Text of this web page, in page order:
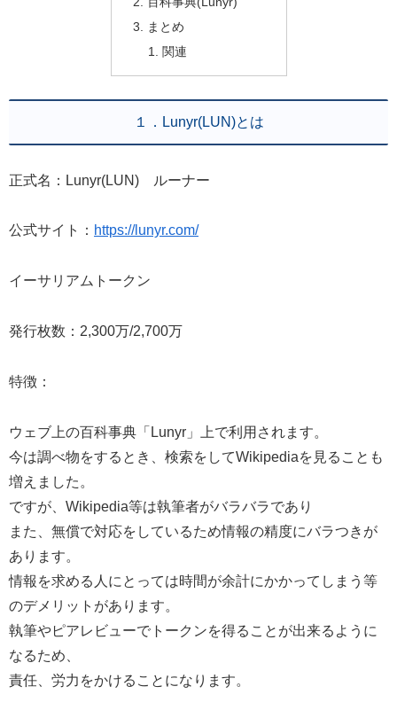
まとめ
関連
１．Lunyr(LUN)とは
正式名：Lunyr(LUN) ルーナー
公式サイト： https://lunyr.com/
イーサリアムトークン
発行枚数：2,300万/2,700万
特徴：
ウェブ上の百科事典「Lunyr」上で利用されます。
今は調べ物をするとき、検索をしてWikipediaを見ることも
増えました。
ですが、Wikipedia等は執筆者がバラバラであり
また、無償で対応をしているため情報の精度にバラつきが
あります。
情報を求める人にとっては時間が余計にかかってしまう等
のデメリットがあります。
執筆やピアレビューでトークンを得ることが出来るように
なるため、
責任、労力をかけることになります。